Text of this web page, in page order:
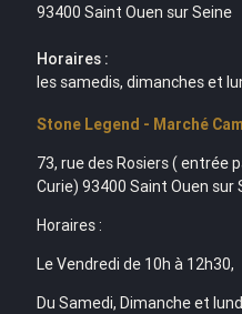
93400 Saint Ouen sur Seine
Horaires :
les samedis, dimanches et
Stone Legend - Marché
73, rue des Rosiers ( entrée
Curie) 93400 Saint Ouen sur
Horaires :
Le Vendredi de 10h à 12h30,
Du Samedi, Dimanche et